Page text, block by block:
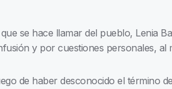
se hace llamar del pueblo, Lenia
y por cuestiones personales, al
de haber desconocido el término